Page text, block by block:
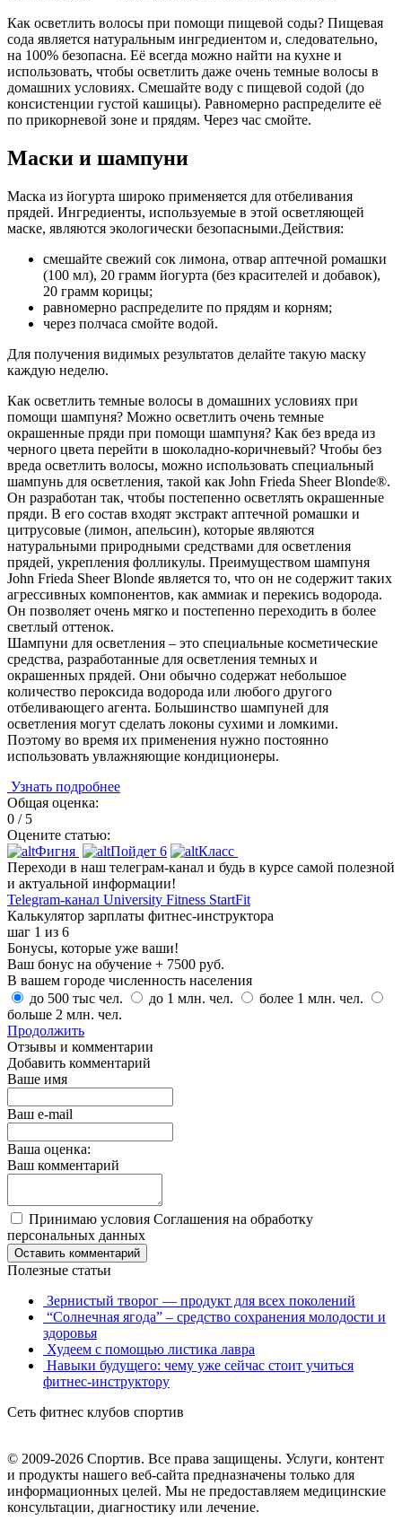
Как осветлить волосы при помощи пищевой соды? Пищевая
сода является натуральным ингредиентом и, следовательно,
на 100% безопасна. Её всегда можно найти на кухне и
использовать, чтобы осветлить даже очень темные волосы в
домашних условиях. Смешайте воду с пищевой содой (до
консистенции густой кашицы). Равномерно распределите её
по прикорневой зоне и прядям. Через час смойте.
Маски и шампуни
Маска из йогурта широко применяется для отбеливания
прядей. Ингредиенты, используемые в этой осветляющей
маске, являются экологически безопасными.Действия:
смешайте свежий сок лимона, отвар аптечной ромашки
(100 мл), 20 грамм йогурта (без красителей и добавок),
20 грамм корицы;
равномерно распределите по прядям и корням;
через полчаса смойте водой.
Для получения видимых результатов делайте такую маску
каждую неделю.
Как осветлить темные волосы в домашних условиях при
помощи шампуня? Можно осветлить очень темные
окрашенные пряди при помощи шампуня? Как без вреда из
черного цвета перейти в шоколадно-коричневый? Чтобы без
вреда осветлить волосы, можно использовать специальный
шампунь для осветления, такой как John Frieda Sheer Blonde®.
Он разработан так, чтобы постепенно осветлять окрашенные
пряди. В его состав входят экстракт аптечной ромашки и
цитрусовые (лимон, апельсин), которые являются
натуральными природными средствами для осветления
прядей, укрепления фолликулы. Преимуществом шампуня
John Frieda Sheer Blonde является то, что он не содержит таких
агрессивных компонентов, как аммиак и перекись водорода.
Он позволяет очень мягко и постепенно переходить в более
светлый оттенок.
Шампуни для осветления – это специальные косметические
средства, разработанные для осветления темных и
окрашенных прядей. Они обычно содержат небольшое
количество пероксида водорода или любого другого
отбеливающего агента. Большинство шампуней для
осветления могут сделать локоны сухими и ломкими.
Поэтому во время их применения нужно постоянно
использовать увлажняющие кондиционеры.
Узнать подробнее
Общая оценка:
0 / 5
Оцените статью:
Фигня
Пойдет 6
Класс
Переходи в наш телеграм-канал и будь в курсе самой полезной
и актуальной информации!
Telegram-канал University Fitness StartFit
Калькулятор зарплаты фитнес-инструктора
шаг 1 из 6
Бонусы, которые уже ваши!
Ваш бонус на обучение + 7500 руб.
В вашем городе численность населения
до 500 тыс чел.
до 1 млн. чел.
более 1 млн. чел.
больше 2 млн. чел.
Продолжить
Отзывы и комментарии
Добавить комментарий
Ваше имя
Ваш e-mail
Ваша оценка:
Ваш комментарий
Принимаю условия Соглашения на обработку
персональных данных
Оставить комментарий
Полезные статьи
Зернистый творог — продукт для всех поколений
“Солнечная ягода” – средство сохранения молодости и
здоровья
Худеем с помощью листика лавра
Навыки будущего: чему уже сейчас стоит учиться
фитнес-инструктору
Сеть фитнес клубов спортив
© 2009-2026 Спортив. Все права защищены. Услуги, контент
и продукты нашего веб-сайта предназначены только для
информационных целей. Мы не предоставляем медицинские
консультации, диагностику или лечение.